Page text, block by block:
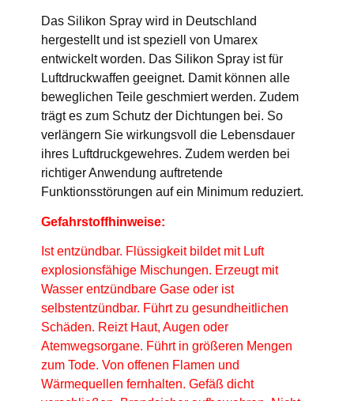
Das Silikon Spray wird in Deutschland
hergestellt und ist speziell von Umarex
entwickelt worden. Das Silikon Spray ist für
Luftdruckwaffen geeignet. Damit können alle
beweglichen Teile geschmiert werden. Zudem
trägt es zum Schutz der Dichtungen bei. So
verlängern Sie wirkungsvoll die Lebensdauer
ihres Luftdruckgewehres. Zudem werden bei
richtiger Anwendung auftretende
Funktionsstörungen auf ein Minimum reduziert.
Gefahrstoffhinweise:
Ist entzündbar. Flüssigkeit bildet mit Luft
explosionsfähige Mischungen. Erzeugt mit
Wasser entzündbare Gase oder ist
selbstentzündbar. Führt zu gesundheitlichen
Schäden. Reizt Haut, Augen oder
Atemwegsorgane. Führt in größeren Mengen
zum Tode. Von offenen Flamen und
Wärmequellen fernhalten. Gefäß dicht